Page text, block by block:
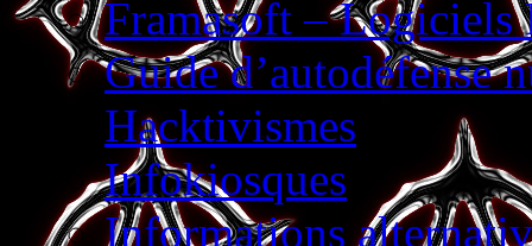
Framasoft – Logiciels
Guide d’autodéfense
Hacktivismes
Infokiosques
Informations